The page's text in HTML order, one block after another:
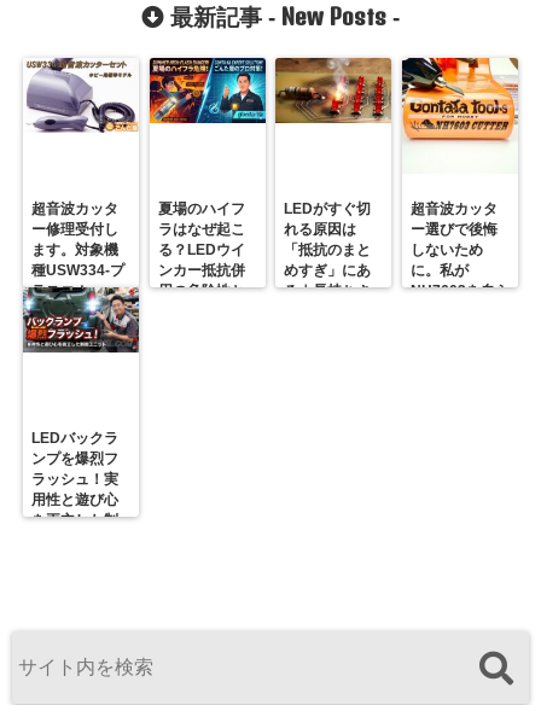
最新記事 - New Posts -
超音波カッタ
ー修理受付し
ます。対象機
種USW334-プ
ラスコム-
R31GONTA
夏場のハイフ
ラはなぜ起こ
る？LEDウイ
ンカー抵抗併
用の危険性と
LEDがすぐ切
れる原因は
「抵抗のまと
めすぎ」にあ
る｜長持ちさ
超音波カッタ
ー選びで後悔
しないため
に。私が
NH7603を自ら
LEDバックラ
ンプを爆烈フ
ラッシュ！実
用性と遊び心
を両立した制